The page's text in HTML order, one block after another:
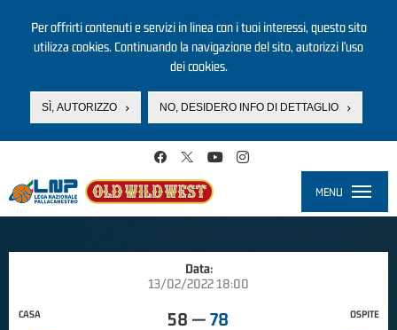
Per offrirti contenuti e servizi in linea con i tuoi interessi, questo sito
utilizza cookies. Continuando la navigazione del sito, autorizzi l’uso
dei cookies.
SÌ, AUTORIZZO NO, DESIDERO INFO DI DETTAGLIO
MENU
Data:
13/02/2022 18:00
CASA 58 — 78 OSPITE